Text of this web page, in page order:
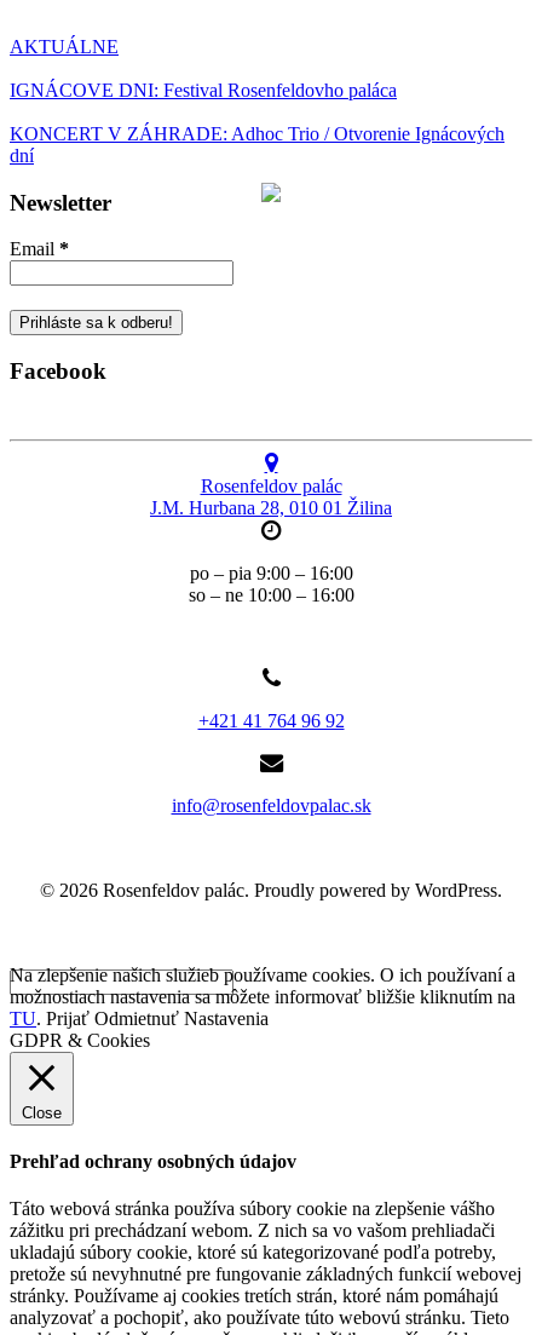
AKTUÁLNE
IGNÁCOVE DNI: Festival Rosenfeldovho paláca
KONCERT V ZÁHRADE: Adhoc Trio / Otvorenie Ignácových
dní
Newsletter
Email *
Facebook
Rosenfeldov palác
J.M. Hurbana 28, 010 01 Žilina
po – pia 9:00 – 16:00
so – ne 10:00 – 16:00
+421 41 764 96 92
info@rosenfeldovpalac.sk
© 2026 Rosenfeldov palác. Proudly powered by WordPress.
Na zlepšenie našich služieb používame cookies. O ich používaní a
možnostiach nastavenia sa môžete informovať bližšie kliknutím na
TU. Prijať Odmietnuť Nastavenia
GDPR & Cookies
Close
Prehľad ochrany osobných údajov
Táto webová stránka používa súbory cookie na zlepšenie vášho
zážitku pri prechádzaní webom. Z nich sa vo vašom prehliadači
ukladajú súbory cookie, ktoré sú kategorizované podľa potreby,
pretože sú nevyhnutné pre fungovanie základných funkcií webovej
stránky. Používame aj cookies tretích strán, ktoré nám pomáhajú
analyzovať a pochopiť, ako používate túto webovú stránku. Tieto